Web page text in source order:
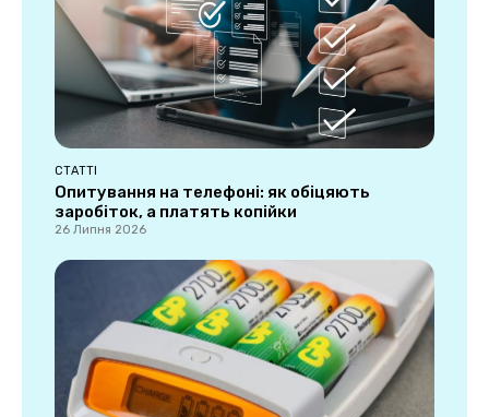
СТАТТІ
Опитування на телефоні: як обіцяють
заробіток, а платять копійки
26 Липня 2026